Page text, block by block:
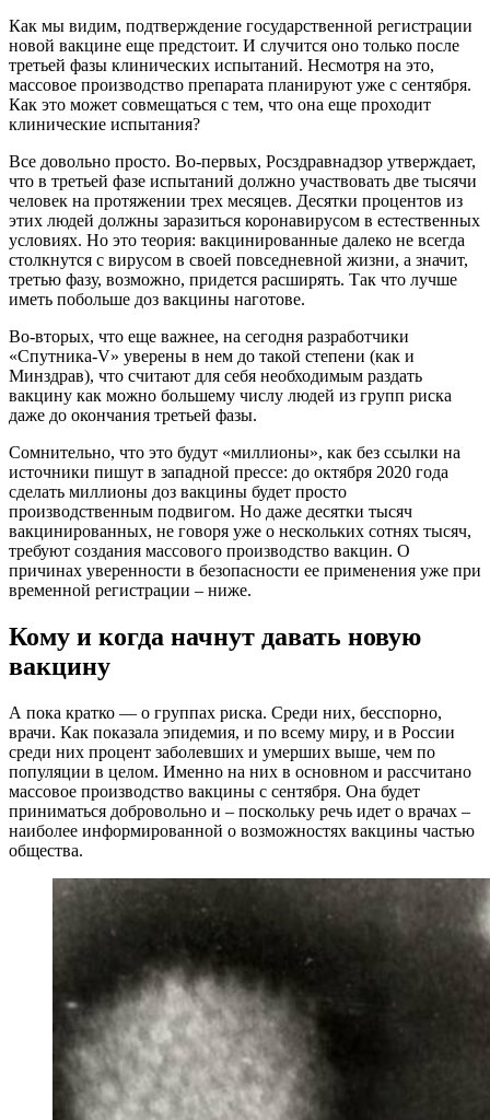
Как мы видим, подтверждение государственной регистрации
новой вакцине еще предстоит. И случится оно только после
третьей фазы клинических испытаний. Несмотря на это,
массовое производство препарата планируют уже с сентября.
Как это может совмещаться с тем, что она еще проходит
клинические испытания?
Все довольно просто. Во-первых, Росздравнадзор утверждает,
что в третьей фазе испытаний должно участвовать две тысячи
человек на протяжении трех месяцев. Десятки процентов из
этих людей должны заразиться коронавирусом в естественных
условиях. Но это теория: вакцинированные далеко не всегда
столкнутся с вирусом в своей повседневной жизни, а значит,
третью фазу, возможно, придется расширять. Так что лучше
иметь побольше доз вакцины наготове.
Во-вторых, что еще важнее, на сегодня разработчики
«Спутника-V» уверены в нем до такой степени (как и
Минздрав), что считают для себя необходимым раздать
вакцину как можно большему числу людей из групп риска
даже до окончания третьей фазы.
Сомнительно, что это будут «миллионы», как без ссылки на
источники пишут в западной прессе: до октября 2020 года
сделать миллионы доз вакцины будет просто
производственным подвигом. Но даже десятки тысяч
вакцинированных, не говоря уже о нескольких сотнях тысяч,
требуют создания массового производство вакцин. О
причинах уверенности в безопасности ее применения уже при
временной регистрации – ниже.
Кому и когда начнут давать новую
вакцину
А пока кратко — о группах риска. Среди них, бесспорно,
врачи. Как показала эпидемия, и по всему миру, и в России
среди них процент заболевших и умерших выше, чем по
популяции в целом. Именно на них в основном и рассчитано
массовое производство вакцины с сентября. Она будет
приниматься добровольно и – поскольку речь идет о врачах –
наиболее информированной о возможностях вакцины частью
общества.